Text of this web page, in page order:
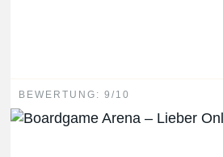
BEWERTUNG: 9/10